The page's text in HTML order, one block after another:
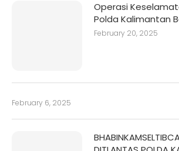
Operasi
Polda Kalimantan
February 20, 2025
February 6, 2025